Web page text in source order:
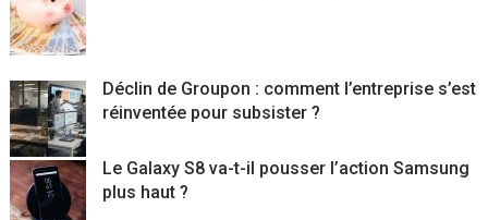
Déclin de Groupon : comment l’entreprise s’est
réinventée pour subsister ?
Le Galaxy S8 va-t-il pousser l’action Samsung
plus haut ?